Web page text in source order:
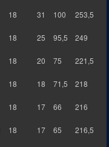
18 31 100 253,5
18 25 95,5 249
18 20 75 221,5
18 18 71,5 218
18 17 66 216
18 17 65 216,5